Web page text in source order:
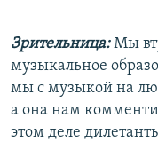
Зрительница:Мы
музыкальное
мы с музыкой на
а она нам
этом деле